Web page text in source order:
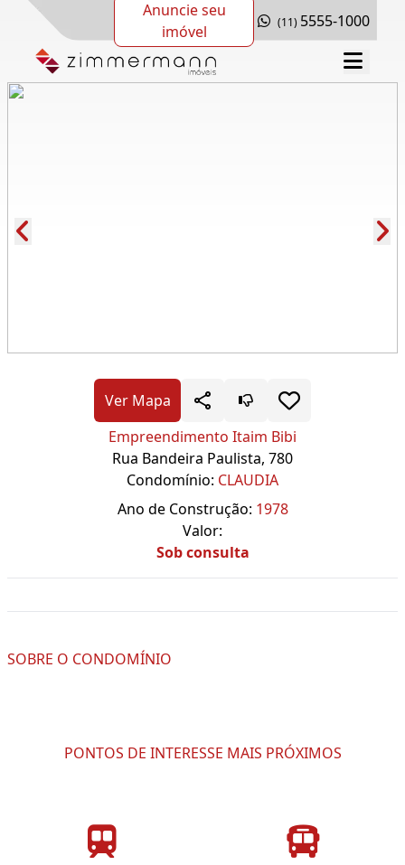
Anuncie seu
imóvel
(11) 5555-1000
Ver Mapa
Empreendimento Itaim Bibi
Rua Bandeira Paulista, 780
Condomínio: CLAUDIA
Ano de Construção: 1978
Valor:
Sob consulta
SOBRE O CONDOMÍNIO
PONTOS DE INTERESSE MAIS PRÓXIMOS